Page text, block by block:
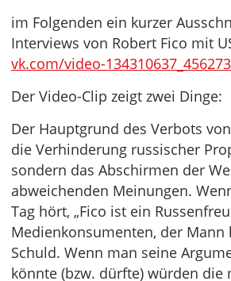
im Folgenden ein kurzer
Interviews von Robert Fico mit
vk.com/video-
Der Video-Clip zeigt zwei Dinge:
Der Hauptgrund des Verbots
die Verhinderung russischer
sondern das Abschirmen der
abweichenden Meinungen.
Tag hört, „Fico ist ein
Medienkonsumenten, der Mann
Schuld. Wenn man seine
könnte (bzw. dürfte) würden die